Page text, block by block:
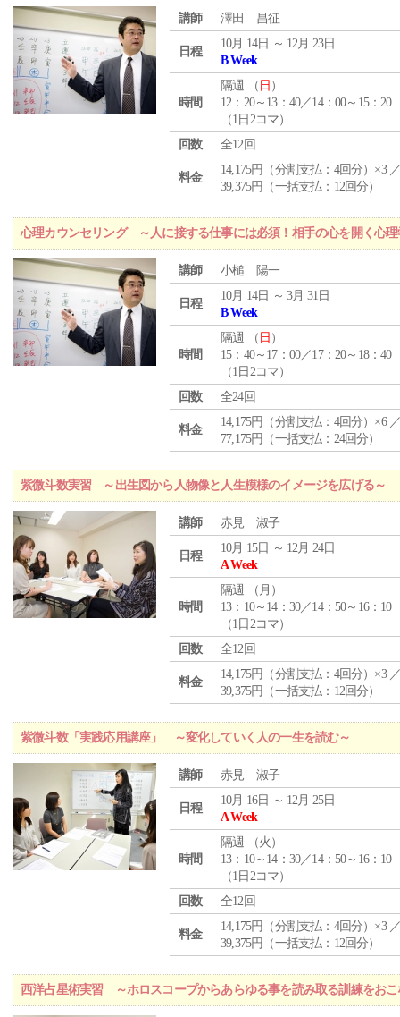
講師 澤田 昌征
日程
10月 14日 ～ 12月 23日
B Week
時間
隔週 （ 日 ）
12：20～13：40／14：00～15：20
（1日2コマ）
回数
全12回
料金
14,175円（分割支払：4回分）×3
39,375円（一括支払：12回分）
心理カウンセリング ～人に接する仕事には必須！相手の心を開く心理
講師 小槌 陽一
日程
10月 14日 ～ 3月 31日
B Week
時間
隔週 （ 日 ）
15：40～17：00／17：20～18：40
（1日2コマ）
回数
全24回
料金
14,175円（分割支払：4回分）×6
77,175円（一括支払：24回分）
紫微斗数実習 ～出生図から人物像と人生模様のイメージを広げる～
講師 赤見 淑子
日程
10月 15日 ～ 12月 24日
A Week
時間
隔週 （ 月 ）
13：10～14：30／14：50～16：10
（1日2コマ）
回数
全12回
料金
14,175円（分割支払：4回分）×3
39,375円（一括支払：12回分）
紫微斗数「実践応用講座」 ～変化していく人の一生を読む～
講師 赤見 淑子
日程
10月 16日 ～ 12月 25日
A Week
時間
隔週 （火 ）
13：10～14：30／14：50～16：10
（1日2コマ）
回数
全12回
料金
14,175円（分割支払：4回分）×3
39,375円（一括支払：12回分）
西洋占星術実習 ～ホロスコープからあらゆる事を読み取る訓練をおこ